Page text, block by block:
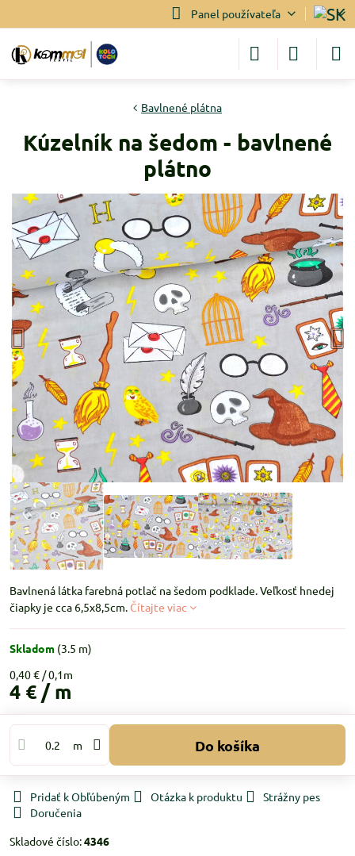
Panel používateľa
Bavlnené plátna
Kúzelník na šedom - bavlnené
plátno
Bavlnená látka farebná potlač na šedom podklade. Veľkosť hnedej
čiapky je cca 6,5x8,5cm. Čítajte viac
Skladom (3.5 m)
0,40 €
4 € / m
m Do košíka
Pridať k Obľúbeným Otázka k produktu
Strážny pes
Doručenia
Skladové číslo:4346